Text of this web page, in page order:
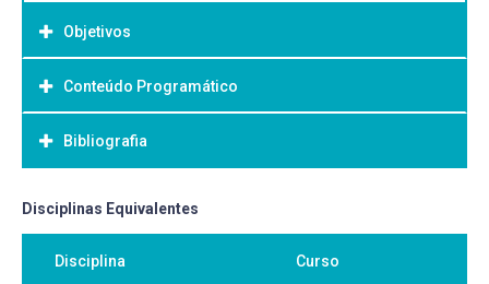
Objetivos
Objetivo Geral:
O objetivo geral é proporcionar aos alunos técnicas
essenciais de modelagem aplicadas aos principais
hidrográficas, utilizando softwares tradicionais da área de
engenharia hidrológica.
Conteúdo Programático
Bibliografia
Bibliografia Básica:
BEVEN, K. J. Rainfall-runoff modelling: the primer. 2ª ed.
Chichester: John Wiley & Sons, 2012. 488p.
Disciplinas Equivalentes
Disciplina Curso